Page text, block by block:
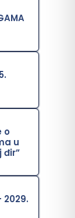
o
u
đir”
2029.